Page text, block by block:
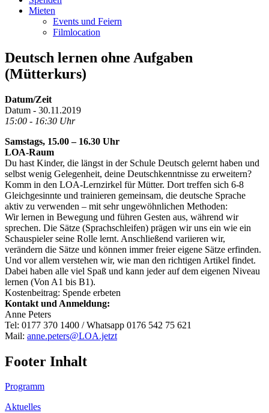
Mieten
Events und Feiern
Filmlocation
Deutsch lernen ohne Aufgaben
(Mütterkurs)
Datum/Zeit
Datum - 30.11.2019
15:00 - 16:30 Uhr
Samstags, 15.00 – 16.30 Uhr
LOA-Raum
Du hast Kinder, die längst in der Schule Deutsch gelernt haben und
selbst wenig Gelegenheit, deine Deutschkenntnisse zu erweitern?
Komm in den LOA-Lernzirkel für Mütter. Dort treffen sich 6-8
Gleichgesinnte und trainieren gemeinsam, die deutsche Sprache
aktiv zu verwenden – mit sehr ungewöhnlichen Methoden:
Wir lernen in Bewegung und führen Gesten aus, während wir
sprechen. Die Sätze (Sprachschleifen) prägen wir uns ein wie ein
Schauspieler seine Rolle lernt. Anschließend variieren wir,
verändern die Sätze und können immer freier eigene Sätze erfinden.
Und vor allem verstehen wir, wie man den richtigen Artikel findet.
Dabei haben alle viel Spaß und kann jeder auf dem eigenen Niveau
lernen (Von A1 bis B1).
Kostenbeitrag: Spende erbeten
Kontakt und Anmeldung:
Anne Peters
Tel: 0177 370 1400 / Whatsapp 0176 542 75 621
Mail: anne.peters@LOA.jetzt
Footer Inhalt
Programm
Aktuelles